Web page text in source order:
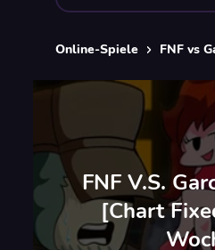
Online-Spiele FNF vs
FNF V.S.
[Chart